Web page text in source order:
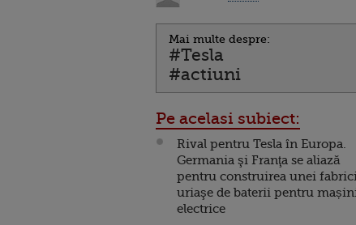
Mai multe despre:
#Tesla
#actiuni
Pe acelasi subiect:
Rival pentru Tesla în Europa.
Germania şi Franţa se aliază
pentru construirea unei
uriaşe de baterii pentru
electrice